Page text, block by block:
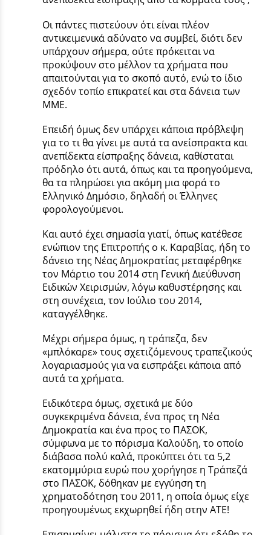
Οι πάντες πιστεύουν ότι είναι πλέον
αντικειμενικά αδύνατο να συμβεί, διότι δεν
υπάρχουν σήμερα, ούτε πρόκειται να
προκύψουν στο μέλλον τα χρήματα που
απαιτούνται για το σκοπό αυτό, ενώ το ίδιο
σχεδόν τοπίο επικρατεί και στα δάνεια των
ΜΜΕ.
Επειδή όμως δεν υπάρχει κάποια πρόβλεψη
για το τι θα γίνει με αυτά τα ανείσπρακτα και
ανεπίδεκτα είσπραξης δάνεια, καθίσταται
πρόδηλο ότι αυτά, όπως και τα προηγούμενα,
θα τα πληρώσει για ακόμη μια φορά το
Ελληνικό Δημόσιο, δηλαδή οι Έλληνες
φορολογούμενοι.
Και αυτό έχει σημασία γιατί, όπως κατέθεσε
ενώπιον της Επιτροπής ο κ. Καραβίας, ήδη το
δάνειο της Νέας Δημοκρατίας μεταφέρθηκε
τον Μάρτιο του 2014 στη Γενική Διεύθυνση
Ειδικών Χειρισμών, λόγω καθυστέρησης και
στη συνέχεια, τον Ιούλιο του 2014,
καταγγέλθηκε.
Μέχρι σήμερα όμως, η τράπεζα, δεν
«μπλόκαρε» τους σχετιζόμενους τραπεζικούς
λογαριασμούς για να εισπράξει κάποια από
αυτά τα χρήματα.
Ειδικότερα όμως, σχετικά με δύο
συγκεκριμένα δάνεια, ένα προς τη Νέα
Δημοκρατία και ένα προς το ΠΑΣΟΚ,
σύμφωνα με το πόρισμα Καλούδη, το οποίο
διάβασα πολύ καλά, προκύπτει ότι τα 5,2
εκατομμύρια ευρώ που χορήγησε η Τράπεζά
στο ΠΑΣΟΚ, δόθηκαν με εγγύηση τη
χρηματοδότηση του 2011, η οποία όμως είχε
προηγουμένως εκχωρηθεί ήδη στην ΑΤΕ!